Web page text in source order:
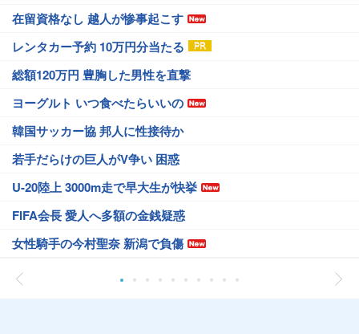
在留資格なし 越人が惨事起こす
レンタカー予約 10万円分当たる
総額120万円 豊胸した男性を直撃
ヨーグルト いつ食べたらいいの
韓国サッカー協 邦人に性接待か
若手だらけの巨人がV争い 困惑
U-20陸上 3000m走で早大生が快挙
FIFA会長 愛人へ多額の金銭疑惑
女性騎手の今村聖奈 新潟で負傷